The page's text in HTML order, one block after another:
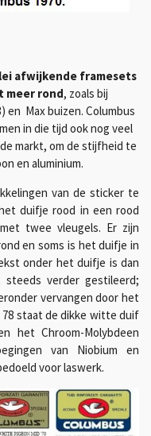
afwijkende framesets
meer rond, zoals bij
en Max buizen. Columbus
in die tijd ook nog veel
markt, om de stijfheid te
en aluminium.
van de sticker te
duifje rood in een rood
twee vleugels. Er zijn
en soms is het duifje in
onder het duifje is dan
verder gestileerd;
vervangen door het
staat de dikke witte duif
het Chroom-Molybdeen
van Niobium en
voor laswerk.